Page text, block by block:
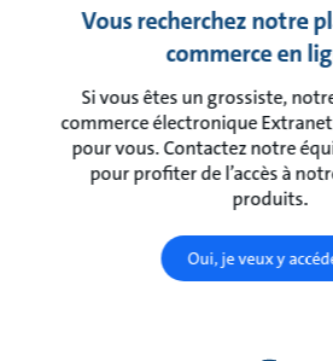
Vous recherchez notre
commerce en
Si vous êtes un grossiste,
commerce électronique
pour vous. Contactez notre
pour profiter de l’accès à
produits.
Oui, je veux y